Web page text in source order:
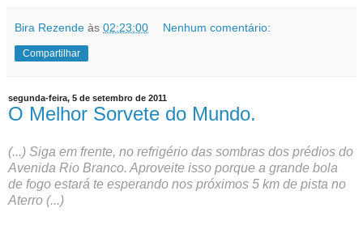
Bira Rezende às 02:23:00 Nenhum comentário:
Compartilhar
segunda-feira, 5 de setembro de 2011
O Melhor Sorvete do Mundo.
(...) Siga em frente, no refrigério das sombras dos prédios do
Avenida Rio Branco. Aproveite isso porque a grande bola
de fogo estará te esperando nos próximos 5 km de pista no
Aterro (...)